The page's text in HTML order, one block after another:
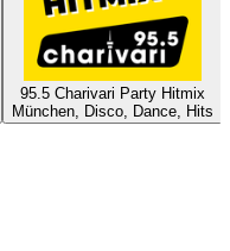
95.5 Charivari Party Hitmix
München, Disco, Dance, Hits